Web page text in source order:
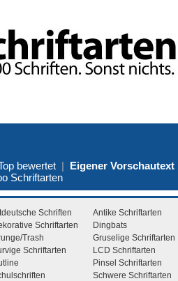
bewertet | Eigener Vorschautext
Schriftarten
Schriften
Antike Schriftarten
Schriftarten
Dingbats
Trash
Gruselige Schriftarten
Schriftarten
LCD Schriftarten
Pinsel Schriftarten
Schwere Schriftarten